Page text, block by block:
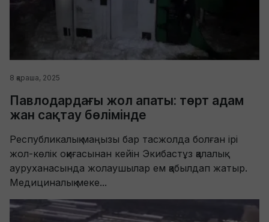
8 қараша, 2025
Павлодардағы жол апаты: төрт адам
жан сақтау бөлімінде
Республикалық маңызы бар тасжолда болған ірі
жол-көлік оқиғасынан кейін Экибастұз қалалық
ауруханасында жолаушылар ем қабылдап жатыр.
Медициналық меке...